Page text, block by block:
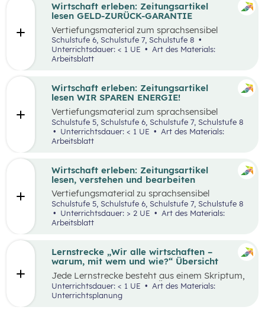
Wirtschaft erleben: Zeitungsartikel
lesen GELD-ZURÜCK-GARANTIE
Vertiefungsmaterial zum sprachsensibel
aufbereiteten Zeitungsartikel “Reich werden
mit Geld-zurück-Garantie?”.
Schulstufe 6, Schulstufe 7, Schulstufe 8
Unterrichtsdauer: < 1 UE
Art des Materials:
Arbeitsblatt
Wirtschaft erleben: Zeitungsartikel
lesen WIR SPAREN ENERGIE!
Vertiefungsmaterial zum sprachsensibel
aufbereiteten Zeitungsartikel “Wir sparen
Energie”.
Schulstufe 5, Schulstufe 6, Schulstufe 7, Schulstufe 8
Unterrichtsdauer: < 1 UE
Arbeitsblatt
Wirtschaft erleben: Zeitungsartikel
lesen, verstehen und bearbeiten
Vertiefungsmaterial zu sprachsensibel
aufbereiteten Zeitungsartikeln.
Schulstufe 5, Schulstufe 6, Schulstufe 7, Schulstufe 8
Unterrichtsdauer: > 2 UE
Art des Materials:
Arbeitsblatt
Lernstrecke „Wir alle wirtschaften –
warum, mit wem und wie?“ Übersicht
Jede Lernstrecke besteht aus einem Skriptum,
welches dazu dient einen Überblick über die
jeweilige Lernstrecke zu erhalten. Mit
dem eigenen Unterrichtsgegenstand
Unterrichtsdauer: < 1 UE
Unterrichtsplanung